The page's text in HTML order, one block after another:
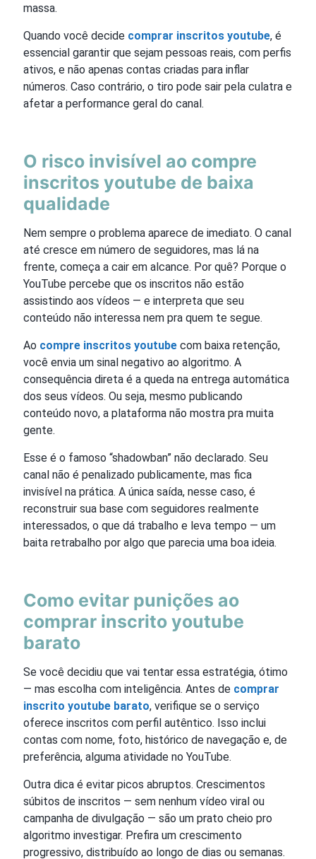
massa.
Quando você decide comprar inscritos youtube, é
essencial garantir que sejam pessoas reais, com perfis
ativos, e não apenas contas criadas para inflar
números. Caso contrário, o tiro pode sair pela culatra e
afetar a performance geral do canal.
O risco invisível ao compre
inscritos youtube de baixa
qualidade
Nem sempre o problema aparece de imediato. O canal
até cresce em número de seguidores, mas lá na
frente, começa a cair em alcance. Por quê? Porque o
YouTube percebe que os inscritos não estão
assistindo aos vídeos — e interpreta que seu
conteúdo não interessa nem pra quem te segue.
Ao compre inscritos youtube com baixa retenção,
você envia um sinal negativo ao algoritmo. A
consequência direta é a queda na entrega automática
dos seus vídeos. Ou seja, mesmo publicando
conteúdo novo, a plataforma não mostra pra muita
gente.
Esse é o famoso “shadowban” não declarado. Seu
canal não é penalizado publicamente, mas fica
invisível na prática. A única saída, nesse caso, é
reconstruir sua base com seguidores realmente
interessados, o que dá trabalho e leva tempo — um
baita retrabalho por algo que parecia uma boa ideia.
Como evitar punições ao
comprar inscrito youtube
barato
Se você decidiu que vai tentar essa estratégia, ótimo
— mas escolha com inteligência. Antes de comprar
inscrito youtube barato, verifique se o serviço
oferece inscritos com perfil autêntico. Isso inclui
contas com nome, foto, histórico de navegação e, de
preferência, alguma atividade no YouTube.
Outra dica é evitar picos abruptos. Crescimentos
súbitos de inscritos — sem nenhum vídeo viral ou
campanha de divulgação — são um prato cheio pro
algoritmo investigar. Prefira um crescimento
progressivo, distribuído ao longo de dias ou semanas.